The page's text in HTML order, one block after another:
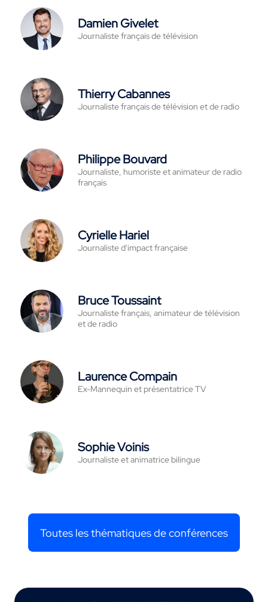
Damien Givelet
Journaliste français de télévision
Thierry Cabannes
Journaliste français de télévision et de radio
Philippe Bouvard
Journaliste, humoriste et animateur de radio
français
Cyrielle Hariel
Journaliste d'impact française
Bruce Toussaint
Journaliste français, animateur de télévision
et de radio
Laurence Compain
Ex-Mannequin et présentatrice TV
Sophie Voinis
Journaliste et animatrice bilingue
Toutes les thématiques de conférences